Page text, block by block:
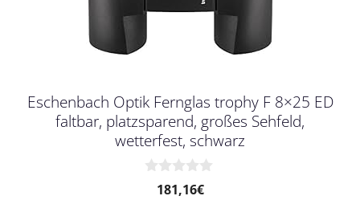
Eschenbach Optik Fernglas trophy F 8×25 ED
faltbar, platzsparend, großes Sehfeld,
wetterfest, schwarz
181,16€